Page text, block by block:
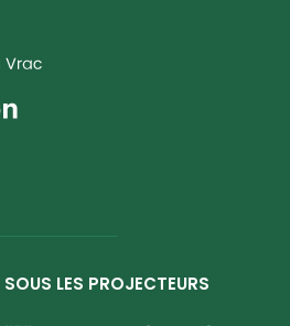
LES PROJECTEURS